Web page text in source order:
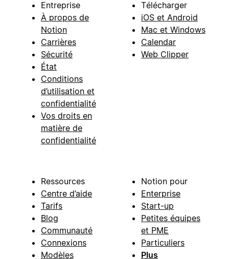
Entreprise
À propos de
Notion
Carrières
Sécurité
État
Conditions
d’utilisation et
confidentialité
Vos droits en
matière de
confidentialité
Télécharger
iOS et Android
Mac et Windows
Calendar
Web Clipper
Ressources
Centre d’aide
Tarifs
Blog
Communauté
Connexions
Modèles
Notion pour
Enterprise
Start-up
Petites équipes
et PME
Particuliers
Plus